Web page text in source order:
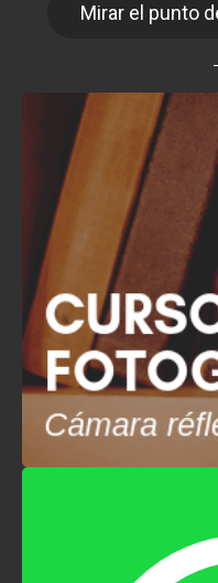
Mirar el punto